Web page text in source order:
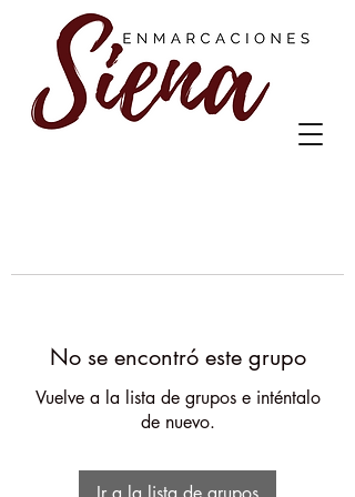
No se encontró este grupo
Vuelve a la lista de grupos e inténtalo
de nuevo.